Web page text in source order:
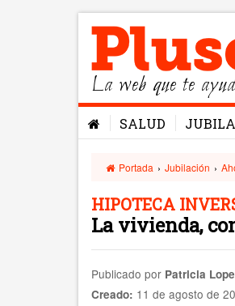
La web que te
SALUD
Portada › Jubilación ›
HIPOTECA
La vivienda,
Publicado por Patricia
Creado: 11 de agosto de